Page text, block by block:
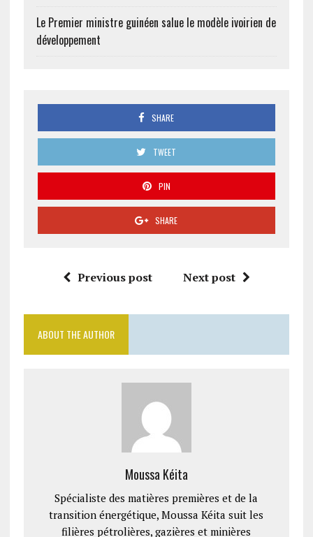
Le Premier ministre guinéen salue le modèle ivoirien de
développement
SHARE
TWEET
PIN
SHARE
Previous post Next post
ABOUT THE AUTHOR
Moussa Kéita
Spécialiste des matières premières et de la
transition énergétique, Moussa Kéita suit les
filières pétrolières, gazières et minières